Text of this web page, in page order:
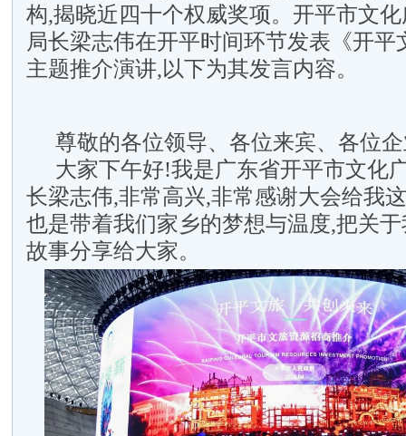
构,揭晓近四十个权威奖项。开平市文
局长梁志伟在开平时间环节发表《开平
主题推介演讲,以下为其发言内容。
尊敬的各位领导、各位来宾、各位
大家下午好!我是广东省开平市文化
长梁志伟,非常高兴,非常感谢大会给我
也是带着我们家乡的梦想与温度,把关
故事分享给大家。